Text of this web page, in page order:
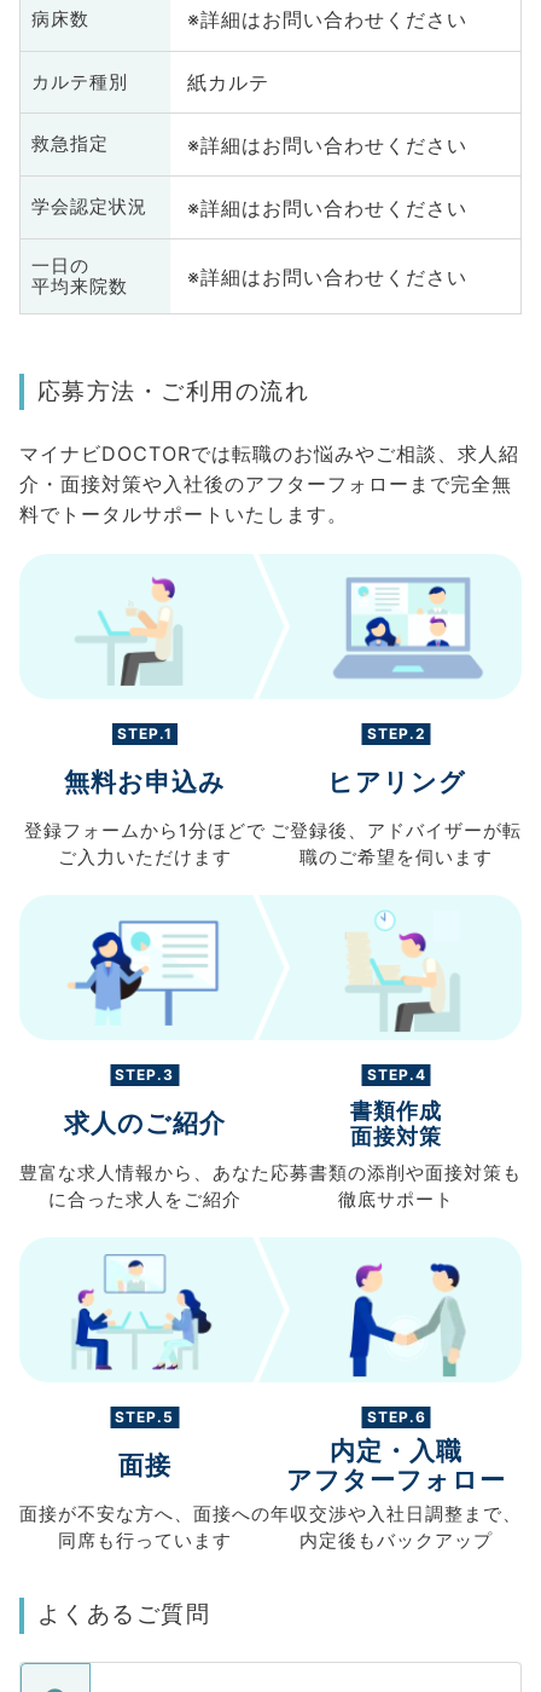
病床数 ※詳細はお問い合わせください
カルテ種別 紙カルテ
救急指定 ※詳細はお問い合わせください
学会認定状況 ※詳細はお問い合わせください
一日の
平均来院数
※詳細はお問い合わせください
応募方法・ご利用の流れ
マイナビDOCTORでは転職のお悩みやご相談、求人紹
介・面接対策や入社後のアフターフォローまで完全無
料でトータルサポートいたします。
STEP.1
無料お申込み
登録フォームから 1分ほどで
ご入力 いただけます
STEP.2
ヒアリング
ご登録後、 アドバイザーが転
職のご希望を伺います
STEP.3
求人のご紹介
豊富な求人情報から、 あなた
に合った求人を ご紹介
STEP.4
書類作成
面接対策
応募書類の添削や面接対策も
徹底サポート
STEP.5
面接
面接が不安な方へ、 面接への
同席も行っています
STEP.6
内定・入職
アフターフォロー
年収交渉や入社日調整まで、
内定後もバックアップ
よくあるご質問